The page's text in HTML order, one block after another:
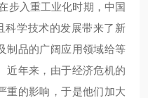
入重工业化时期，中国
科学技术的发展带来了新
制品的广阔应用领域给等
近年来，由于经济危机的
重的影响，于是他们加大